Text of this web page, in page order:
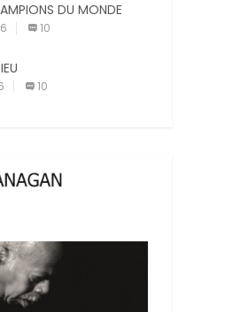
DU MONDE
10
10